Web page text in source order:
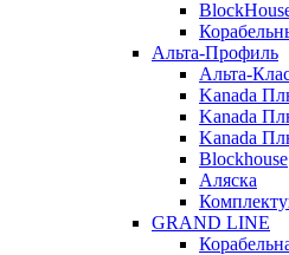
Альта-Профиль
Альта-
Kanada
Kanada
Kanada
Blockhouse
Аляска
GRAND LINE